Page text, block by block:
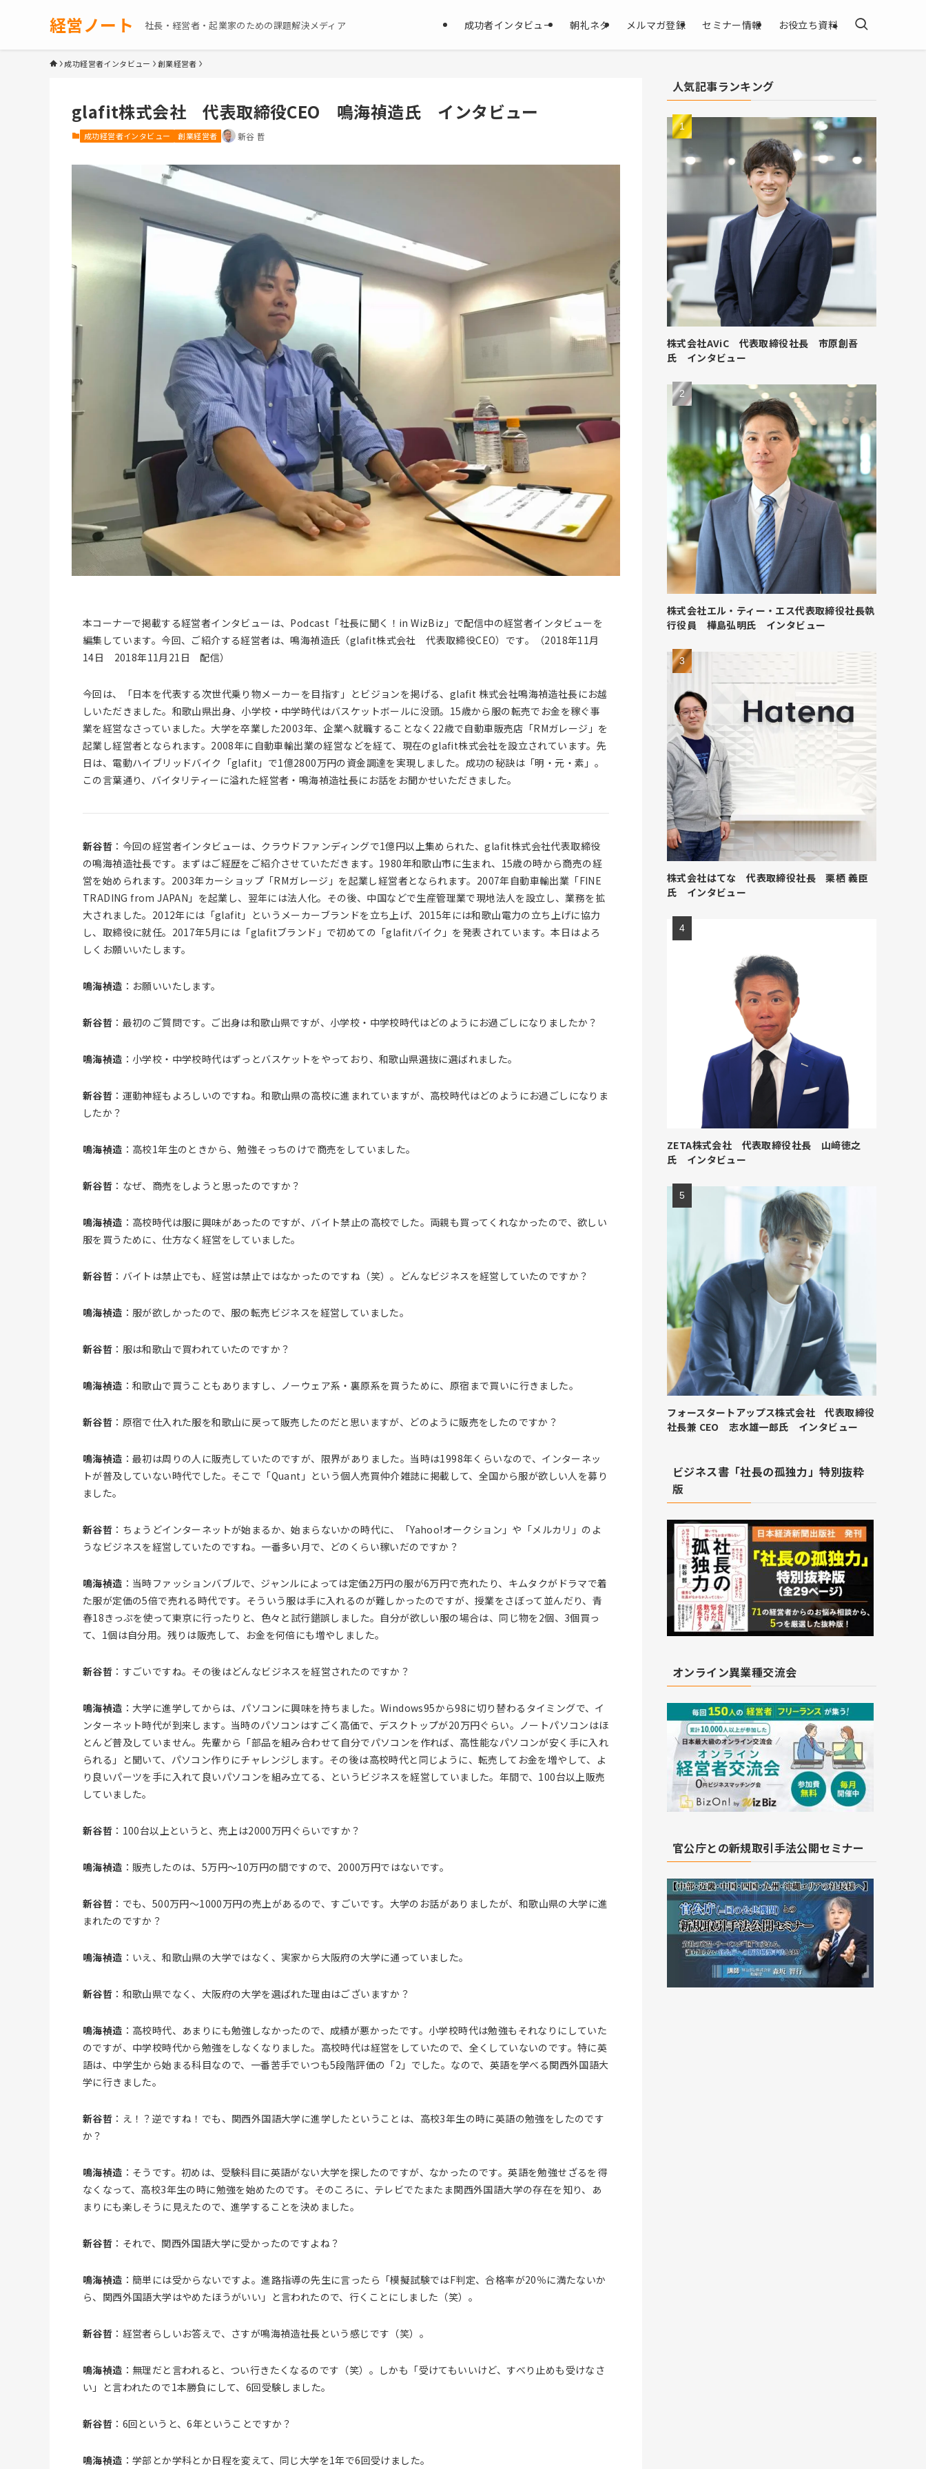
経営ノート 社長・経営者・起業家のための課題解決メディア 成功者インタビュー 朝礼ネタ メルマガ登録 セミナー情報 お役立ち資料
成功経営者インタビュー 創業経営者
glafit株式会社 代表取締役CEO 鳴海禎造氏 インタビュー
成功経営者インタビュー 創業経営者 新谷 哲
本コーナーで掲載する経営者インタビューは、Podcast「社長に聞く！in WizBiz」で配信中の経営者インタビューを
編集しています。今回、ご紹介する経営者は、鳴海禎造氏（glafit株式会社 代表取締役CEO）です。（2018年11月
14日 2018年11月21日 配信）
今回は、「日本を代表する次世代乗り物メーカーを目指す」とビジョンを掲げる、glafit 株式会社鳴海禎造社長にお越
しいただきました。和歌山県出身、小学校・中学時代はバスケットボールに没頭。15歳から服の転売でお金を稼ぐ事
業を経営なさっていました。大学を卒業した2003年、企業へ就職することなく22歳で自動車販売店「RMガレージ」を
起業し経営者となられます。2008年に自動車輸出業の経営などを経て、現在のglafit株式会社を設立されています。先
日は、電動ハイブリッドバイク「glafit」で1億2800万円の資金調達を実現しました。成功の秘訣は「明・元・素」。
この言葉通り、バイタリティーに溢れた経営者・鳴海禎造社長にお話をお聞かせいただきました。
新谷哲 ：今回の経営者インタビューは、クラウドファンディングで1億円以上集められた、glafit株式会社代表取締役
の鳴海禎造社長です。まずはご経歴をご紹介させていただきます。1980年和歌山市に生まれ、15歳の時から商売の経
営を始められます。2003年カーショップ「RMガレージ」を起業し経営者となられます。2007年自動車輸出業「FINE
TRADING from JAPAN」を起業し、翌年には法人化。その後、中国などで生産管理業で現地法人を設立し、業務を拡
大されました。2012年には「glafit」というメーカーブランドを立ち上げ、2015年には和歌山電力の立ち上げに協力
し、取締役に就任。2017年5月には「glafitブランド」で初めての「glafitバイク」を発表されています。本日はよろ
しくお願いいたします。
鳴海禎造 ：お願いいたします。
新谷哲 ：最初のご質問です。ご出身は和歌山県ですが、小学校・中学校時代はどのようにお過ごしになりましたか？
鳴海禎造 ：小学校・中学校時代はずっとバスケットをやっており、和歌山県選抜に選ばれました。
新谷哲 ：運動神経もよろしいのですね。和歌山県の高校に進まれていますが、高校時代はどのようにお過ごしになりま
したか？
鳴海禎造 ：高校1年生のときから、勉強そっちのけで商売をしていました。
新谷哲 ：なぜ、商売をしようと思ったのですか？
鳴海禎造 ：高校時代は服に興味があったのですが、バイト禁止の高校でした。両親も買ってくれなかったので、欲しい
服を買うために、仕方なく経営をしていました。
新谷哲 ：バイトは禁止でも、経営は禁止ではなかったのですね（笑）。どんなビジネスを経営していたのですか？
鳴海禎造 ：服が欲しかったので、服の転売ビジネスを経営していました。
新谷哲 ：服は和歌山で買われていたのですか？
鳴海禎造 ：和歌山で買うこともありますし、ノーウェア系・裏原系を買うために、原宿まで買いに行きました。
新谷哲 ：原宿で仕入れた服を和歌山に戻って販売したのだと思いますが、どのように販売をしたのですか？
鳴海禎造 ：最初は周りの人に販売していたのですが、限界がありました。当時は1998年くらいなので、インターネッ
トが普及していない時代でした。そこで「Quant」という個人売買仲介雑誌に掲載して、全国から服が欲しい人を募り
ました。
新谷哲 ：ちょうどインターネットが始まるか、始まらないかの時代に、「Yahoo!オークション」や「メルカリ」のよ
うなビジネスを経営していたのですね。一番多い月で、どのくらい稼いだのですか？
鳴海禎造 ：当時ファッションバブルで、ジャンルによっては定価2万円の服が6万円で売れたり、キムタクがドラマで着
た服が定価の5倍で売れる時代です。そういう服は手に入れるのが難しかったのですが、授業をさぼって並んだり、青
春18きっぷを使って東京に行ったりと、色々と試行錯誤しました。自分が欲しい服の場合は、同じ物を2個、3個買っ
て、1個は自分用。残りは販売して、お金を何倍にも増やしました。
新谷哲 ：すごいですね。その後はどんなビジネスを経営されたのですか？
鳴海禎造 ：大学に進学してからは、パソコンに興味を持ちました。Windows95から98に切り替わるタイミングで、イ
ンターネット時代が到来します。当時のパソコンはすごく高価で、デスクトップが20万円ぐらい。ノートパソコンはほ
とんど普及していません。先輩から「部品を組み合わせて自分でパソコンを作れば、高性能なパソコンが安く手に入れ
られる」と聞いて、パソコン作りにチャレンジします。その後は高校時代と同じように、転売してお金を増やして、よ
り良いパーツを手に入れて良いパソコンを組み立てる、というビジネスを経営していました。年間で、100台以上販売
していました。
新谷哲 ：100台以上というと、売上は2000万円ぐらいですか？
鳴海禎造 ：販売したのは、5万円～10万円の間ですので、2000万円ではないです。
新谷哲 ：でも、500万円～1000万円の売上があるので、すごいです。大学のお話がありましたが、和歌山県の大学に進
まれたのですか？
鳴海禎造 ：いえ、和歌山県の大学ではなく、実家から大阪府の大学に通っていました。
新谷哲 ：和歌山県でなく、大阪府の大学を選ばれた理由はございますか？
鳴海禎造 ：高校時代、あまりにも勉強しなかったので、成績が悪かったです。小学校時代は勉強もそれなりにしていた
のですが、中学校時代から勉強をしなくなりました。高校時代は経営をしていたので、全くしていないのです。特に英
語は、中学生から始まる科目なので、一番苦手でいつも5段階評価の「2」でした。なので、英語を学べる関西外国語大
学に行きました。
新谷哲 ：え！？逆ですね！でも、関西外国語大学に進学したということは、高校3年生の時に英語の勉強をしたのです
か？
鳴海禎造 ：そうです。初めは、受験科目に英語がない大学を探したのですが、なかったのです。英語を勉強せざるを得
なくなって、高校3年生の時に勉強を始めたのです。そのころに、テレビでたまたま関西外国語大学の存在を知り、あ
まりにも楽しそうに見えたので、進学することを決めました。
新谷哲 ：それで、関西外国語大学に受かったのですよね？
鳴海禎造 ：簡単には受からないですよ。進路指導の先生に言ったら「模擬試験ではF判定、合格率が20％に満たないか
ら、関西外国語大学はやめたほうがいい」と言われたので、行くことにしました（笑）。
新谷哲 ：経営者らしいお答えで、さすが鳴海禎造社長という感じです（笑）。
鳴海禎造 ：無理だと言われると、つい行きたくなるのです（笑）。しかも「受けてもいいけど、すべり止めも受けなさ
い」と言われたので1本勝負にして、6回受験しました。
新谷哲 ：6回というと、6年ということですか？
鳴海禎造 ：学部とか学科とか日程を変えて、同じ大学を1年で6回受けました。
人気記事ランキング
株式会社AViC 代表取締役社長 市原創吾
氏 インタビュー
株式会社エル・ティー・エス代表取締役社長執
行役員 樺島弘明氏 インタビュー
株式会社はてな 代表取締役社長 栗栖 義臣
氏 インタビュー
ZETA株式会社 代表取締役社長 山﨑徳之
氏 インタビュー
フォースタートアップス株式会社 代表取締役
社長兼 CEO 志水雄一郎氏 インタビュー
ビジネス書「社長の孤独力」特別抜粋
版
オンライン異業種交流会
官公庁との新規取引手法公開セミナー